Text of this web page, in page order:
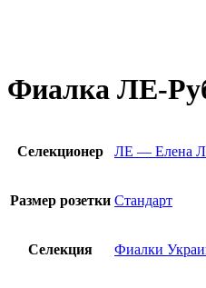
Фиалка ЛЕ-
Селекционер ЛЕ — Елена
Размер розетки Стандарт
Селекция Фиалки